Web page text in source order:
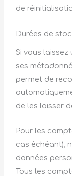
de
Durées de
Si vous laissez
ses
permet de
de les laisser
Pour les
cas échéant),
données
Tous les